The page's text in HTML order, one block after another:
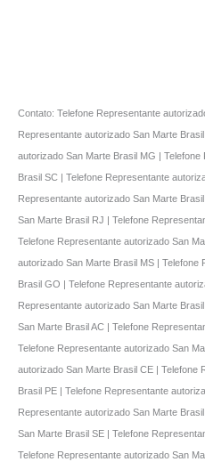
Contato: Telefone Representante
Representante autorizado San Marte
autorizado San Marte Brasil MG |
Brasil SC | Telefone Representante
Representante autorizado San Marte
San Marte Brasil RJ | Telefone
Telefone Representante autorizado San
autorizado San Marte Brasil MS |
Brasil GO | Telefone Representante
Representante autorizado San Marte
San Marte Brasil AC | Telefone
Telefone Representante autorizado San
autorizado San Marte Brasil CE | Telefone
Brasil PE | Telefone Representante
Representante autorizado San Marte
San Marte Brasil SE | Telefone
Telefone Representante autorizado San